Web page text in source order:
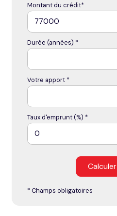
Montant du crédit*
Durée (années) *
Votre apport *
Taux d'emprunt (%) *
Calculer
* Champs obligatoires